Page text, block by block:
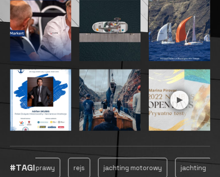
Design, wymyśliło, że Aura 51 będzie w stanie
pomieścić dużą powierzchnię paneli słonecznych
bez kompromisów w zakresie wzornictwa. Duży
flybridge, na którym znajduje się przyjazny salon i
miejsce do opalania, jest wyposażony w panele
słoneczne, które są całkowicie zlicowane z
pokładem i zintegrowane z linią jachtu. Są one
zdolne do wytworzenia 2000 watów energii
odnawialnej. To udane posunięcie, dzięki któremu
Aura 51 generuje 5 razy więcej energii słonecznej niż
inne jachty wyposażone w panele słoneczne.
Przestrzeń i różnorodność
układów